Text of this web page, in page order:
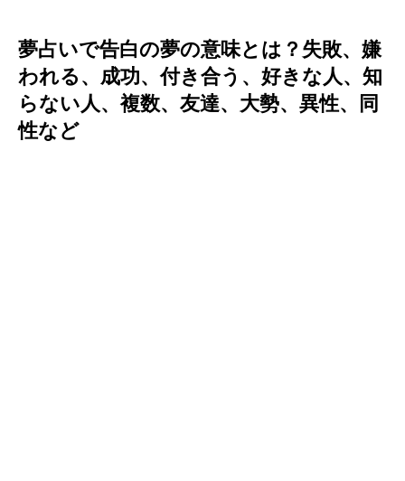
夢占いで告白の夢の意味とは？失敗、嫌
われる、成功、付き合う、好きな人、知
らない人、複数、友達、大勢、異性、同
性など